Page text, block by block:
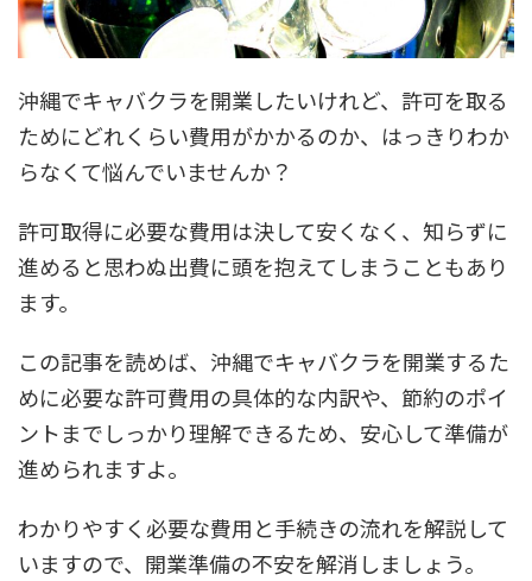
沖縄でキャバクラを開業したいけれど、許可を取る
ためにどれくらい費用がかかるのか、はっきりわか
らなくて悩んでいませんか？
許可取得に必要な費用は決して安くなく、知らずに
進めると思わぬ出費に頭を抱えてしまうこともあり
ます。
この記事を読めば、沖縄でキャバクラを開業するた
めに必要な許可費用の具体的な内訳や、節約のポイ
ントまでしっかり理解できるため、安心して準備が
進められますよ。
わかりやすく必要な費用と手続きの流れを解説して
いますので、開業準備の不安を解消しましょう。